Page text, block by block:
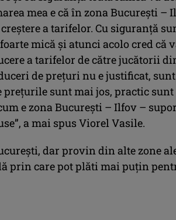
mea e că în zona Bucureşti –
a tarifelor. Cu siguranţă
mică şi atunci acolo cred că
a tarifelor de către jucătorii
de preţuri nu e justificat, sunt
preţurile sunt mai jos, practic sunt
e zona Bucureşti – Ilfov –
a mai spus Viorel Vasile.
dar provin din alte zone
prin care pot plăti mai puțin